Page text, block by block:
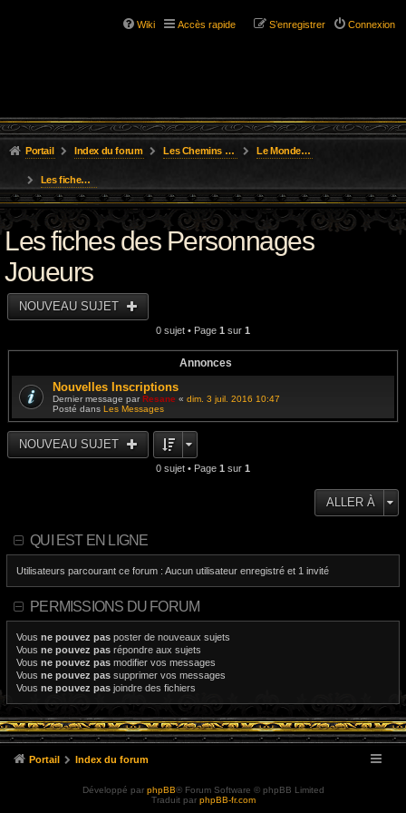
Wiki Accès rapide Connexion
S’enregistrer
Portail Index du forum Les Chemins de L'Aventure Le Monde des Royaumes Oubliés
Les fiches des Personnages Joueurs
Les fiches des Personnages
Joueurs
NOUVEAU SUJET
0 sujet • Page 1 sur 1
Annonces
Nouvelles Inscriptions
Dernier message parResane « dim. 3 juil. 2016 10:47
Posté dans Les Messages
NOUVEAU SUJET
0 sujet • Page 1 sur 1
ALLER À
QUI EST EN LIGNE
Utilisateurs parcourant ce forum : Aucun utilisateur enregistré et 1 invité
PERMISSIONS DU FORUM
Vous ne pouvez pas poster de nouveaux sujets
Vous ne pouvez pas répondre aux sujets
Vous ne pouvez pas modifier vos messages
Vous ne pouvez pas supprimer vos messages
Vous ne pouvez pas joindre des fichiers
Portail Index du forum
Développé par phpBB® Forum Software © phpBB Limited
Traduit par phpBB-fr.com